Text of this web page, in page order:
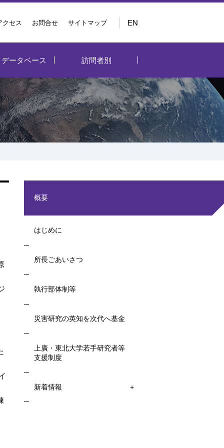
クセス お問合せ サイトマップ EN
ータベース 訪問者別
概要
はじめに
所長ごあいさつ
執行部体制等
災害研究の英知を次代へ基金
上廣・東北大学若手研究者等
支援制度
新着情報